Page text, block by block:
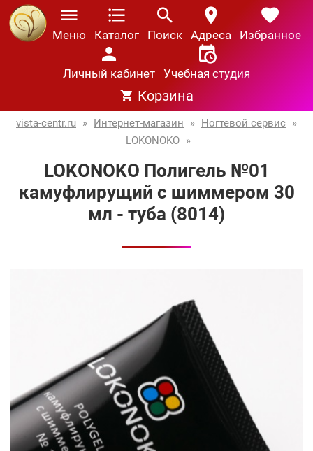
Меню Каталог Поиск Адреса Избранное
Личный кабинет Учебная студия
Корзина
vista-centr.ru » Интернет-магазин » Ногтевой сервис »
LOKONOKO »
LOKONOKO Полигель №01
камуфлирущий с шиммером 30
мл - туба (8014)